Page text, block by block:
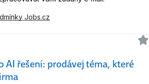
Jobs.cz
AI řešení: prodávej téma, které